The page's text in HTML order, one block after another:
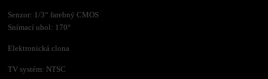
Senzor: 1/3“ farebný CMOS
Snímací uhol: 170°
Elektronická clona
TV systém: NTSC